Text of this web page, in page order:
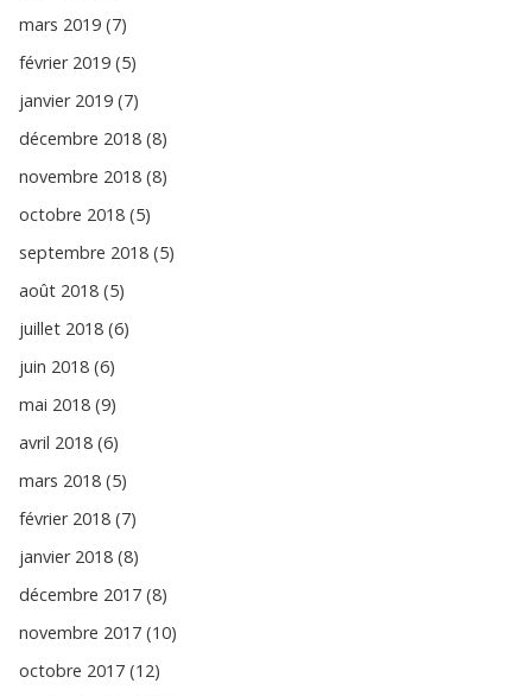
mars 2019 (7)
février 2019 (5)
janvier 2019 (7)
décembre 2018 (8)
novembre 2018 (8)
octobre 2018 (5)
septembre 2018 (5)
août 2018 (5)
juillet 2018 (6)
juin 2018 (6)
mai 2018 (9)
avril 2018 (6)
mars 2018 (5)
février 2018 (7)
janvier 2018 (8)
décembre 2017 (8)
novembre 2017 (10)
octobre 2017 (12)